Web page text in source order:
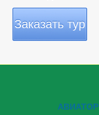
Заказать тур
АВИАТОР